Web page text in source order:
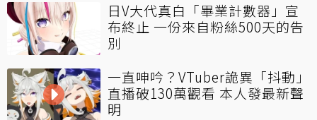
日V大代真白「畢業計數器」宣
布終止 一份來自粉絲500天的告
別
一直呻吟？VTuber詭異「抖動」
直播破130萬觀看 本人發最新聲
明